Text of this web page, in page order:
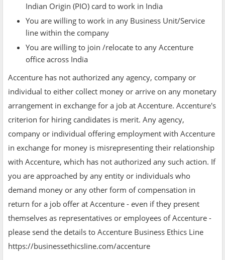
Indian Origin (PIO) card to work in India
You are willing to work in any Business Unit/Service
line within the company
You are willing to join /relocate to any Accenture
office across India
Accenture has not authorized any agency, company or
individual to either collect money or arrive on any monetary
arrangement in exchange for a job at Accenture. Accenture's
criterion for hiring candidates is merit. Any agency,
company or individual offering employment with Accenture
in exchange for money is misrepresenting their relationship
with Accenture, which has not authorized any such action. If
you are approached by any entity or individuals who
demand money or any other form of compensation in
return for a job offer at Accenture - even if they present
themselves as representatives or employees of Accenture -
please send the details to Accenture Business Ethics Line
https://businessethicsIine.com/accenture